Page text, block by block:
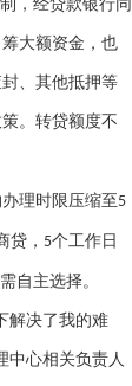
，经贷款银行同
大额资金，也
、其他抵押等
。转贷额度不
理时限压缩至5
贷， 5个工作日
自主选择。
解决了我的难
中心相关负责人